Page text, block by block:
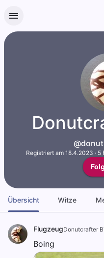
Registriert am 18.4.2023 · 5
Übersicht Witze
FlugzeugDonutcrafter
Boing